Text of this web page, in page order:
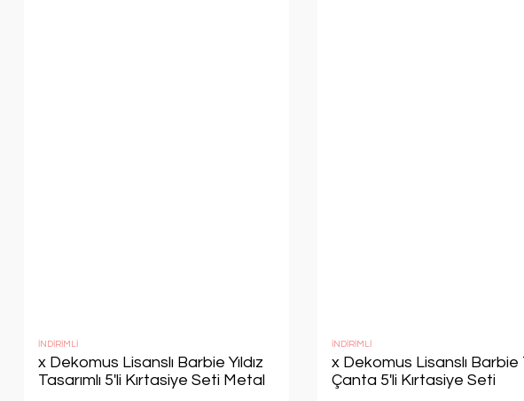
İNDİRİMLİ
x Dekomus Lisanslı Barbie Yıldız
Tasarımlı 5'li Kırtasiye Seti Metal
İNDİRİMLİ
x Dekomus Lisanslı Barbie
Çanta 5'li Kırtasiye Seti